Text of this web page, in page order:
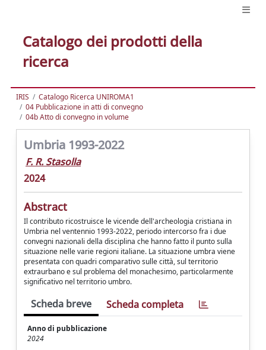
Catalogo dei prodotti della
ricerca
IRIS
Catalogo Ricerca UNIROMA1
04 Pubblicazione in atti di convegno
04b Atto di convegno in volume
Umbria 1993-2022
F. R. Stasolla
2024
Abstract
Il contributo ricostruisce le vicende dell'archeologia cristiana in
Umbria nel ventennio 1993-2022, periodo intercorso fra i due
convegni nazionali della disciplina che hanno fatto il punto sulla
situazione nelle varie regioni italiane. La situazione umbra viene
presentata con quadri comparativo sulle città, sul territorio
extraurbano e sul problema del monachesimo, particolarmente
significativo nel territorio umbro.
Scheda breve Scheda completa
Anno di pubblicazione
2024